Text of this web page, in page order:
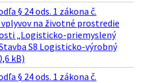
§ 24 ods. 1 zákona č.
vplyvov na životné prostredie
„Logisticko-priemyslený
S8 Logisticko-výrobný
kB)
§ 24 ods. 1 zákona č.